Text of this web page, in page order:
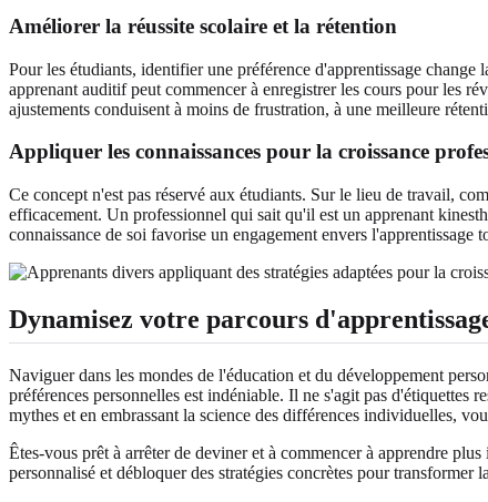
Améliorer la réussite scolaire et la rétention
Pour les étudiants, identifier une préférence d'apprentissage
apprenant auditif peut commencer à enregistrer les cours pour les
ajustements conduisent à moins de frustration, à une meilleure
Appliquer les connaissances pour la croissance
Ce concept n'est pas réservé aux étudiants. Sur le lieu de travail,
efficacement. Un professionnel qui sait qu'il est un apprenant
connaissance de soi favorise un engagement envers
Dynamisez votre parcours
Naviguer dans les mondes de l'éducation et du développement
préférences personnelles est indéniable. Il ne s'agit pas d'étiquettes
mythes et en embrassant la science des différences individuelles,
Êtes-vous prêt à arrêter de deviner et à commencer à apprendre
personnalisé et débloquer des stratégies concrètes pour transformer